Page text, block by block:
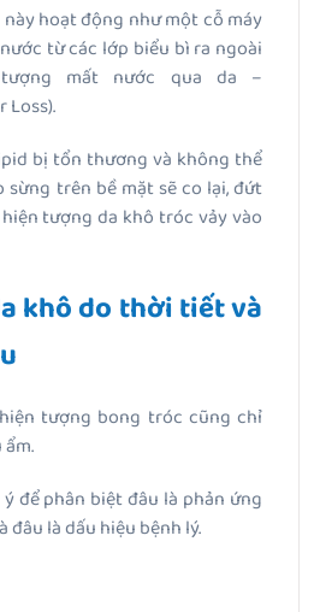
hoạt động như một cỗ máy
từ các lớp biểu bì ra ngoài
mất nước qua da –
Loss).
bị tổn thương và không thể
sừng trên bề mặt sẽ co lại, đứt
tượng da khô tróc vảy vào
khô do thời tiết và
tượng bong tróc cũng chỉ
để phân biệt đâu là phản ứng
là dấu hiệu bệnh lý.